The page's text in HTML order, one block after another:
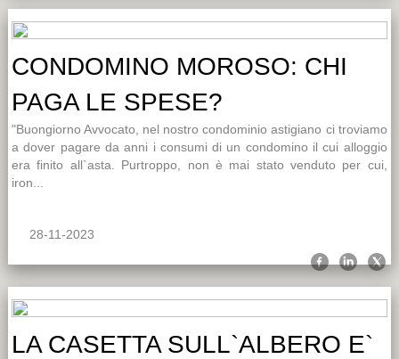
CONDOMINO MOROSO: CHI
PAGA LE SPESE?
"Buongiorno Avvocato, nel nostro condominio astigiano ci troviamo
a dover pagare da anni i consumi di un condomino il cui alloggio
era finito all`asta. Purtroppo, non è mai stato venduto per cui,
iron...
28-11-2023
LA CASETTA SULL`ALBERO E`